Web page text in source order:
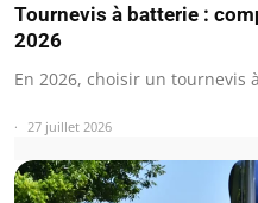
Tournevis à batterie :
2026
En 2026, choisir un tournevis
27 juillet 2026